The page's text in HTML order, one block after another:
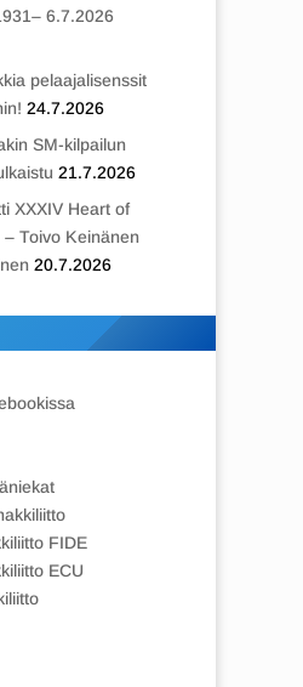
6.7.2026
pelaajalisenssit
24.7.2026
SM-kilpailun
21.7.2026
XXXIV Heart of
Toivo Keinänen
20.7.2026
FIDE
ECU